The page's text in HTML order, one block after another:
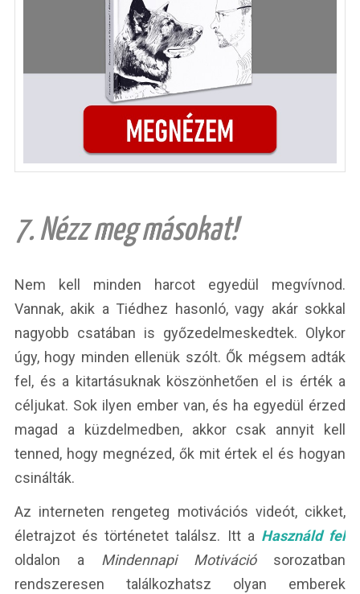
7. Nézz meg másokat!
Nem kell minden harcot egyedül megvívnod.
Vannak, akik a Tiédhez hasonló, vagy akár sokkal
nagyobb csatában is győzedelmeskedtek. Olykor
úgy, hogy minden ellenük szólt. Ők mégsem adták
fel, és a kitartásuknak köszönhetően el is érték a
céljukat. Sok ilyen ember van, és ha egyedül érzed
magad a küzdelmedben, akkor csak annyit kell
tenned, hogy megnézed, ők mit értek el és hogyan
csinálták.
Az interneten rengeteg motivációs videót, cikket,
életrajzot és történetet találsz. Itt a Használd fel
oldalon a Mindennapi Motivációsorozatban
rendszeresen találkozhatsz olyan emberek